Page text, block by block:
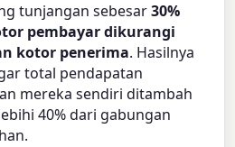
tunjangan sebesar30%
pembayar dikurangi
kotor penerima. Hasilnya
total pendapatan
mereka sendiri ditambah
40% dari gabungan